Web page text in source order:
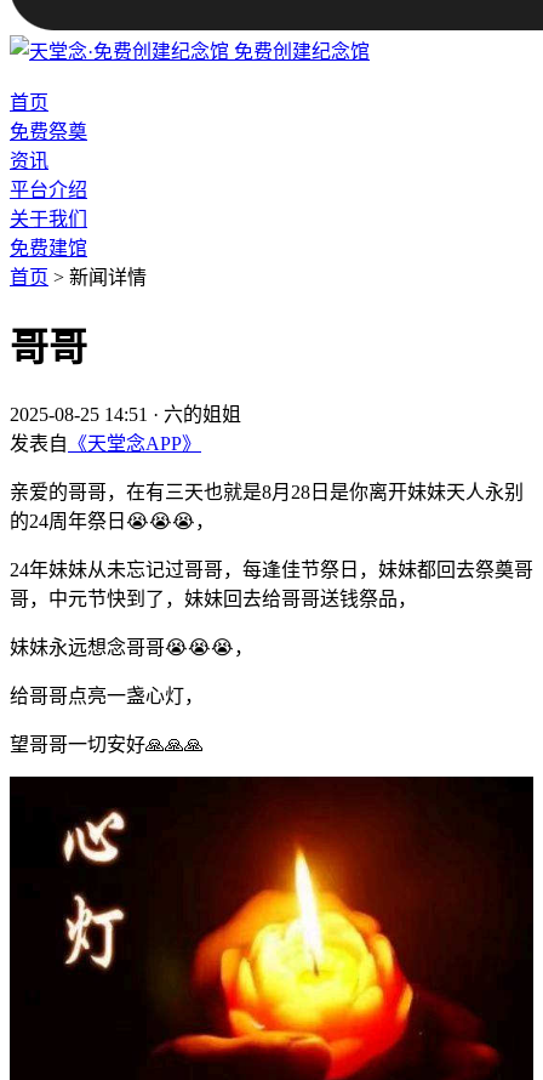
免费创建纪念馆
首页
免费祭奠
资讯
平台介绍
关于我们
免费建馆
首页 > 新闻详情
哥哥
2025-08-25 14:51 · 六的姐姐
发表自 《天堂念APP》
亲爱的哥哥，在有三天也就是8月28日是你离开妹妹天人永别
的24周年祭日😭😭😭，
24年妹妹从未忘记过哥哥，每逢佳节祭日，妹妹都回去祭奠哥
哥，中元节快到了，妹妹回去给哥哥送钱祭品，
妹妹永远想念哥哥😭😭😭，
给哥哥点亮一盏心灯，
望哥哥一切安好🙏🙏🙏